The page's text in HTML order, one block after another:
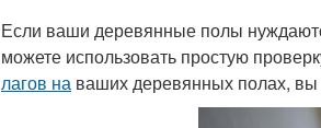
Если ваши деревянные полы
можете использовать простую
лагов на ваших деревянных полах, вы